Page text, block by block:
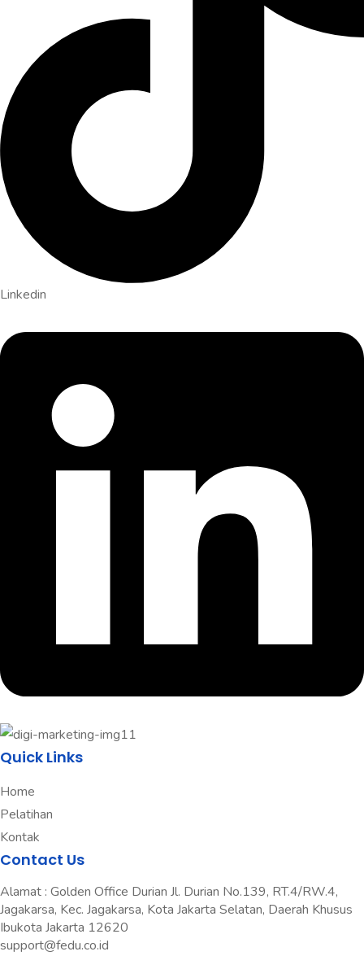
Linkedin
Quick Links
Home
Pelatihan
Kontak
Contact Us
Alamat : Golden Office Durian Jl. Durian No.139, RT.4/RW.4,
Jagakarsa, Kec. Jagakarsa, Kota Jakarta Selatan, Daerah Khusus
Ibukota Jakarta 12620
support@fedu.co.id